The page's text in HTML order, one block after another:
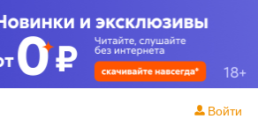
Войти